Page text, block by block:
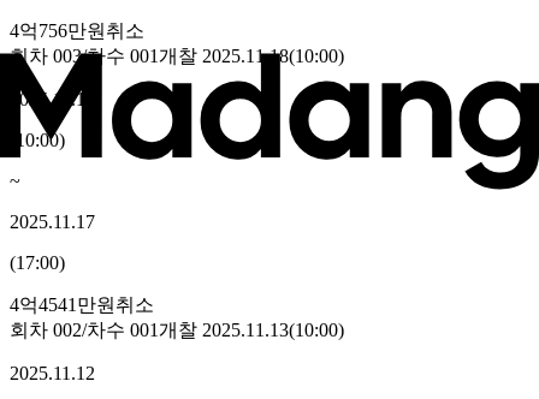
4억756만원 취소
회차 003/차수 001개찰 2025.11.18(10:00)
2025.11.17
10:00)
~
2025.11.17
(17:00)
4억4541만원 취소
회차 002/차수 001개찰 2025.11.13(10:00)
2025.11.12